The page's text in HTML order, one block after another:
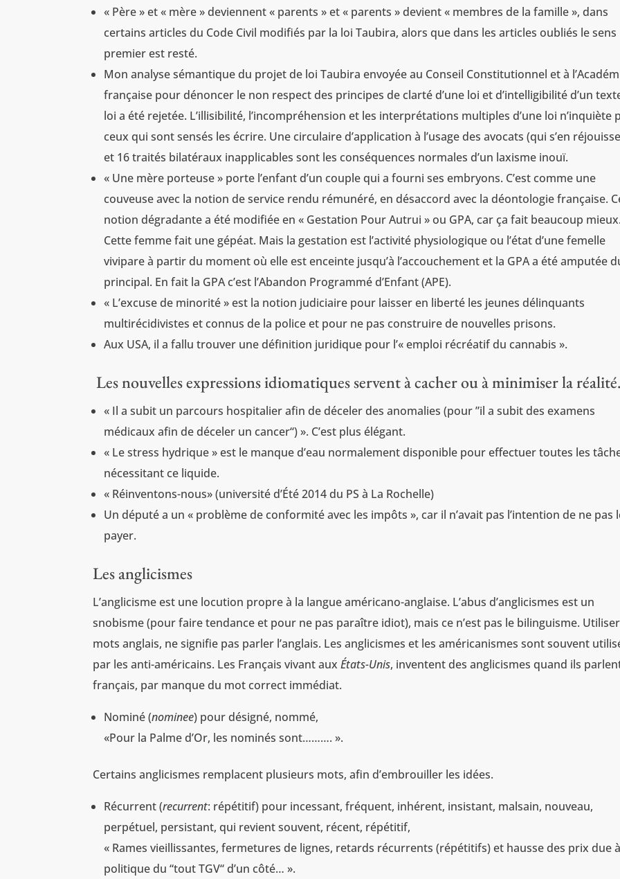
« Père » et « mère » deviennent « parents » et « parents » devient « membres de la famille », dans
certains articles du Code Civil modifiés par la loi Taubira, alors que dans les articles oubliés le sens
premier est resté.
Mon analyse sémantique du projet de loi Taubira envoyée au Conseil Constitutionnel et à
française pour dénoncer le non respect des principes de clarté d’une loi et d’intelligibilité d’un
loi a été rejetée. L’illisibilité, l’incompréhension et les interprétations multiples d’une loi n’inquiète
ceux qui sont sensés les écrire. Une circulaire d’application à l’usage des avocats (qui s’en
et 16 traités bilatéraux inapplicables sont les conséquences normales d’un laxisme inouï.
« Une mère porteuse » porte l’enfant d’un couple qui a fourni ses embryons. C’est comme une
couveuse avec la notion de service rendu rémunéré, en désaccord avec la déontologie française.
notion dégradante a été modifiée en « Gestation Pour Autrui » ou GPA, car ça fait beaucoup mieux.
Cette femme fait une gépéat. Mais la gestation est l’activité physiologique ou l’état d’une femelle
vivipare à partir du moment où elle est enceinte jusqu’à l’accouchement et la GPA a été amputée
principal. En fait la GPA c’est l’Abandon Programmé d’Enfant (APE).
« L’excuse de minorité » est la notion judiciaire pour laisser en liberté les jeunes délinquants
multirécidivistes et connus de la police et pour ne pas construire de nouvelles prisons.
Aux USA, il a fallu trouver une définition juridique pour l’« emploi récréatif du cannabis ».
Les nouvelles expressions idiomatiques servent à cacher ou à minimiser la réalité.
« Il a subit un parcours hospitalier afin de déceler des anomalies (pour ”il a subit des examens
médicaux afin de déceler un cancer“) ». C’est plus élégant.
« Le stress hydrique » est le manque d’eau normalement disponible pour effectuer toutes les
nécessitant ce liquide.
« Réinventons-nous» (université d’Été 2014 du PS à La Rochelle)
Un député a un « problème de conformité avec les impôts », car il n’avait pas l’intention de ne pas
payer.
Les anglicismes
L’anglicisme est une locution propre à la langue américano-anglaise. L’abus d’anglicismes est un
snobisme (pour faire tendance et pour ne pas paraître idiot), mais ce n’est pas le bilinguisme.
mots anglais, ne signifie pas parler l’anglais. Les anglicismes et les américanismes sont souvent
par les anti-américains. Les Français vivant auxÉtats-Unis, inventent des anglicismes quand ils
français, par manque du mot correct immédiat.
Nominé (nominee) pour désigné, nommé,
«Pour la Palme d’Or, les nominés sont………. ».
Certains anglicismes remplacent plusieurs mots, afin d’embrouiller les idées.
Récurrent (recurrent: répétitif) pour incessant, fréquent, inhérent, insistant, malsain, nouveau,
perpétuel, persistant, qui revient souvent, récent, répétitif,
« Rames vieillissantes, fermetures de lignes, retards récurrents (répétitifs) et hausse des prix due
politique du “tout TGV“ d’un côté… ».